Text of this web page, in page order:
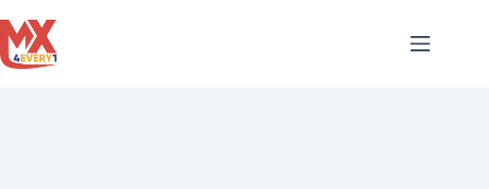
naar
de
inhoud